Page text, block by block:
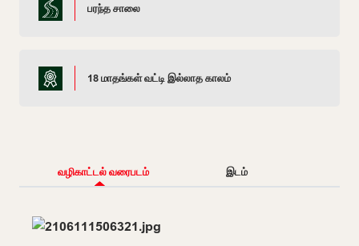
பரந்த சாலை
18 மாதங்கள் வட்டி இல்லாத காலம்
வழிகாட்டல் வரைபடம் இடம்